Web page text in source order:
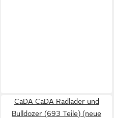
CaDA CaDA Radlader und
Bulldozer (693 Teile) (neue